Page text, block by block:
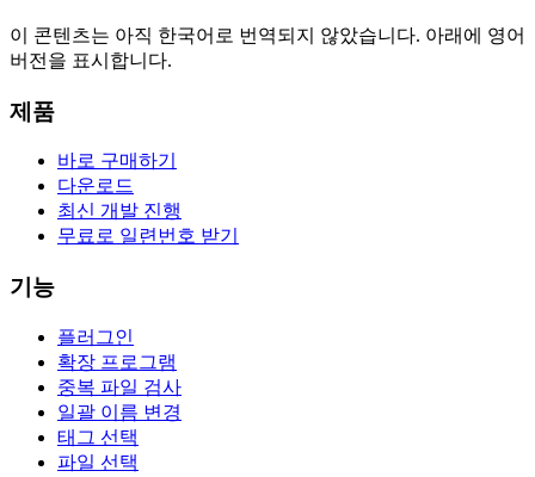
이 콘텐츠는 아직 한국어로 번역되지 않았습니다. 아래에 영어
버전을 표시합니다.
제품
바로 구매하기
다운로드
최신 개발 진행
무료로 일련번호 받기
기능
플러그인
확장 프로그램
중복 파일 검사
일괄 이름 변경
태그 선택
파일 선택